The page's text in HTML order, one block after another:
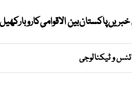
خبریںپاکستانبین الاقوامیکاروبارکھیل
و ٹیکنالوجی